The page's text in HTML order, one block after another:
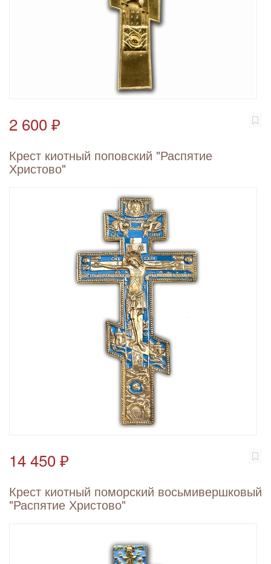
2 600 ₽
Крест киотный поповский "Распятие
Христово"
14 450 ₽
Крест киотный поморский восьмивершковый
"Распятие Христово"